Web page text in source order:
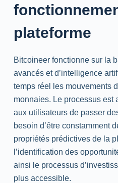
plateforme
Bitcoineer fonctionne sur la
avancés et d’intelligence
temps réel les mouvements
monnaies. Le processus est
aux utilisateurs de passer
besoin d’être constamment
propriétés prédictives de la
l’identification des
ainsi le processus
plus accessible.